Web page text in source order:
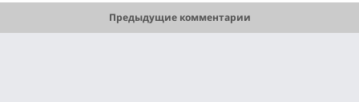
Предыдущие комментарии